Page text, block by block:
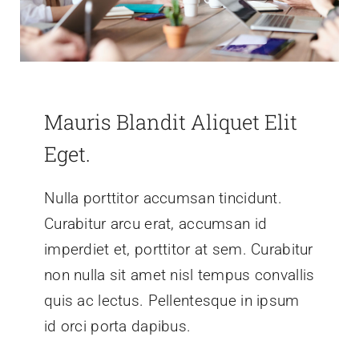
Mauris Blandit Aliquet Elit
Eget.
Nulla porttitor accumsan tincidunt.
Curabitur arcu erat, accumsan id
imperdiet et, porttitor at sem. Curabitur
non nulla sit amet nisl tempus convallis
quis ac lectus. Pellentesque in ipsum
id orci porta dapibus.